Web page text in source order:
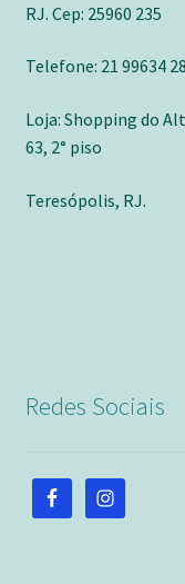
RJ. Cep: 25960 235
Telefone: 21 99634
Loja: Shopping do
63, 2° piso
Teresópolis, RJ.
Redes Sociais